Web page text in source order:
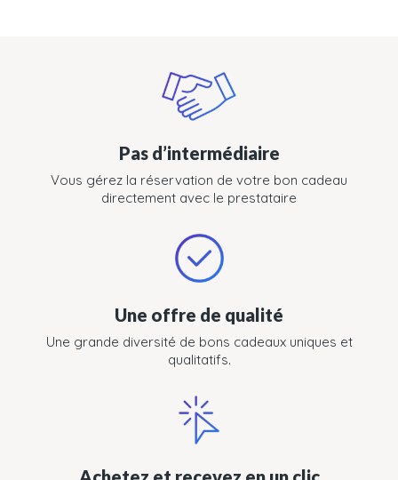
Pas d’intermédiaire
Vous gérez la réservation de votre bon cadeau
directement avec le prestataire
Une offre de qualité
Une grande diversité de bons cadeaux uniques et
qualitatifs.